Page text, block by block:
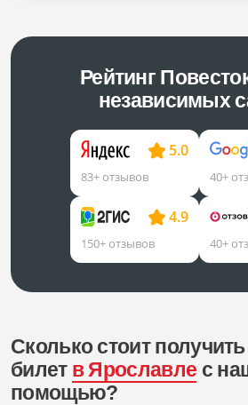
Рейтинг
независимых
5.0
83+ отзывов 40+
4.9
150+ отзывов 40+
Сколько стоит
билет в Ярославле с
помощью?